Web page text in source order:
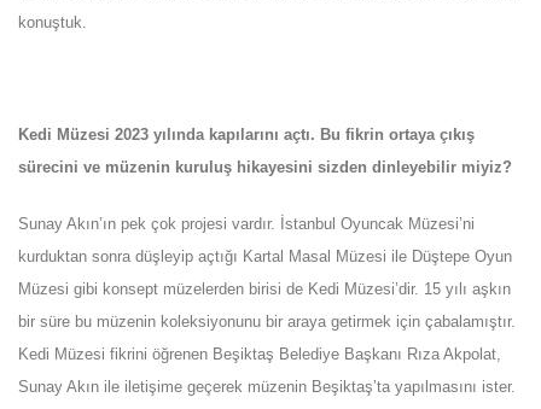
konuştuk.
Kedi Müzesi 2023 yılında kapılarını açtı. Bu fikrin ortaya çıkış
sürecini ve müzenin kuruluş hikayesini sizden dinleyebilir miyiz?
Sunay Akın’ın pek çok projesi vardır. İstanbul Oyuncak Müzesi’ni
kurduktan sonra düşleyip açtığı Kartal Masal Müzesi ile Düştepe Oyun
Müzesi gibi konsept müzelerden birisi de Kedi Müzesi’dir. 15 yılı aşkın
bir süre bu müzenin koleksiyonunu bir araya getirmek için çabalamıştır.
Kedi Müzesi fikrini öğrenen Beşiktaş Belediye Başkanı Rıza Akpolat,
Sunay Akın ile iletişime geçerek müzenin Beşiktaş’ta yapılmasını ister.